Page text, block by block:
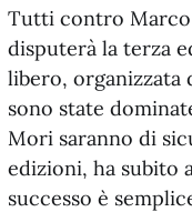
Tutti contro Marco
disputerà la terza
libero, organizzata
sono state
Mori saranno di
edizioni, ha subito
successo è